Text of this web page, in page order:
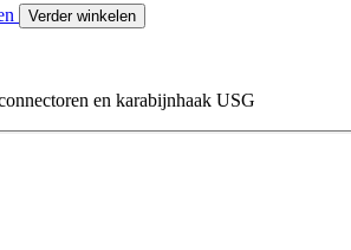
Verder winkelen
en karabijnhaak USG